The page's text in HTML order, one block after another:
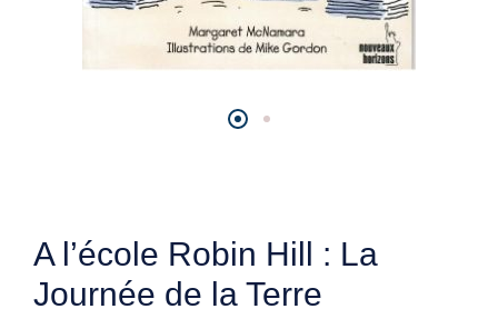
A l’école Robin Hill : La
Journée de la Terre